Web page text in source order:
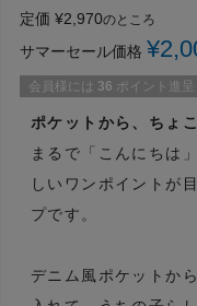
定価 ¥2,970のところ
サマーセール価格 ¥
会員様には 36 ポイント進呈
ポケットから、ちょこ
まるで「こんにちは
しいワンポイントが
プです。
デニム風ポケットか